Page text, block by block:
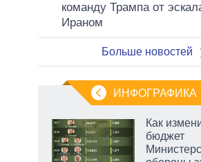
команду Трампа от
Ираном
Больше новостей
ИНФОГРАФИКА
Как
бюджет